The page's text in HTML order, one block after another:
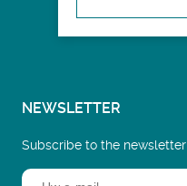
NEWSLETTER
Subscribe to the newsletter